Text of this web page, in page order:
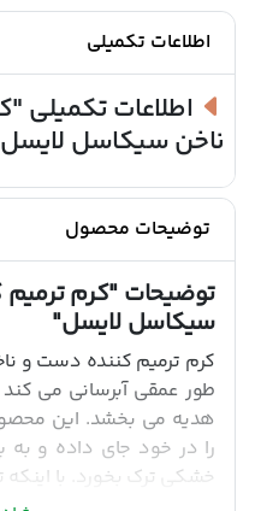
اطلاعات تکمیلی
اطلاعات تکمیلی
ناخن سیکاسل
توضیحات محصول
توضیحات"کرم
سیکاسل لایسل"
کرم ترمیم کننده دست و
طور عمقی آبرسانی می
هدیه می بخشد. این
را در خود جای داده و به
خشکی ترک بخورد. با اینکه